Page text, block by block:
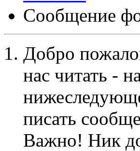
Сообщение
Добро
нас читать -
писать
Важно! Ник